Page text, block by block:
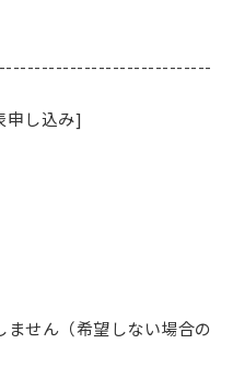
し込み]
せん（希望しない場合の